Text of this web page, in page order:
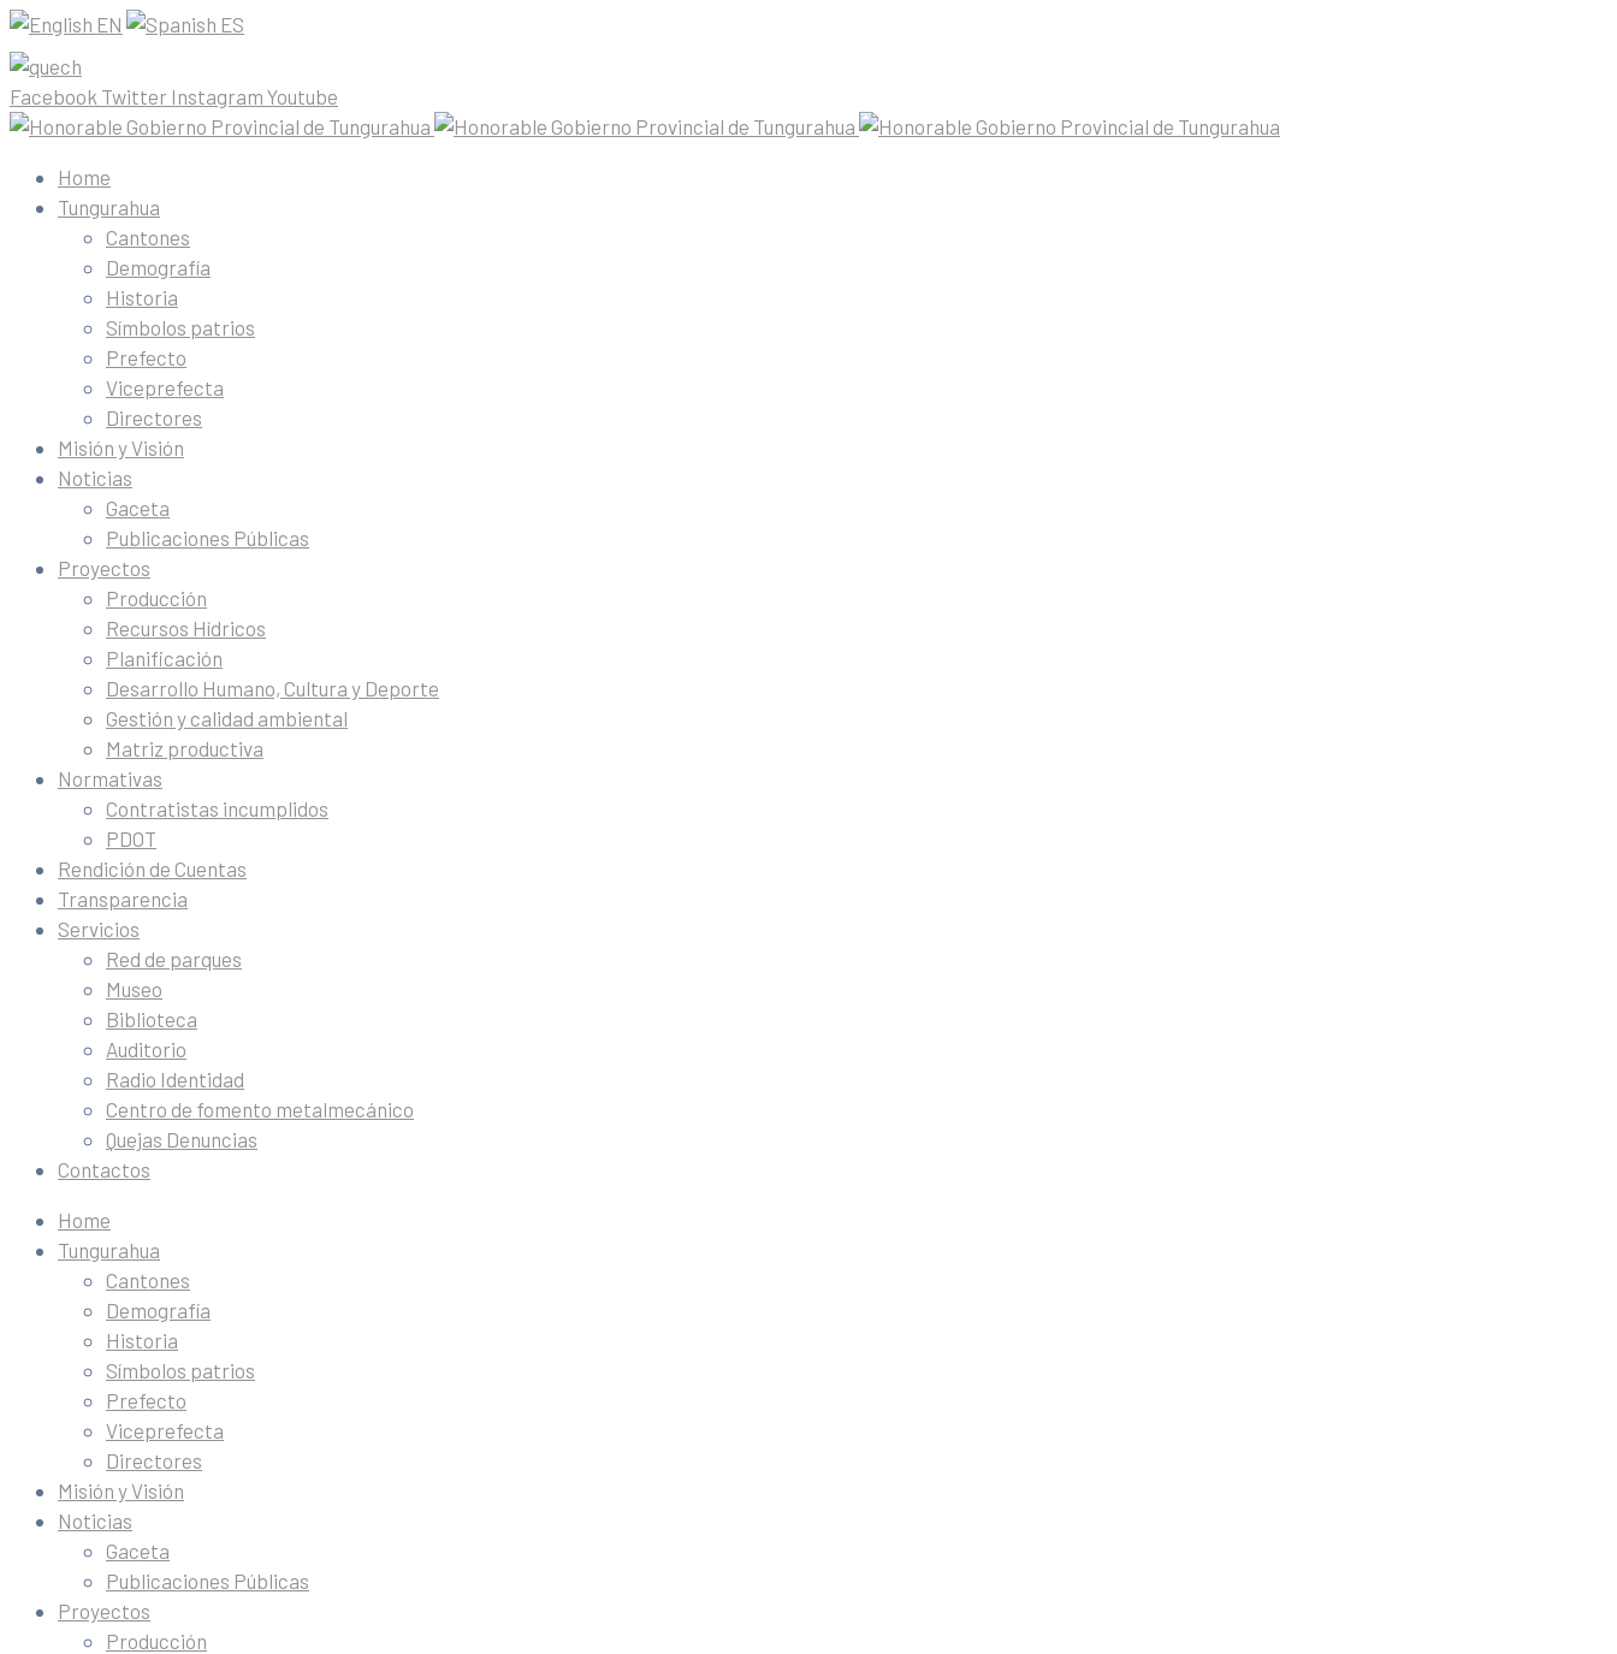
EN ES
Facebook Twitter Instagram Youtube
Home
Tungurahua
Cantones
Demografía
Historia
Símbolos patrios
Prefecto
Viceprefecta
Directores
Misión y Visión
Noticias
Gaceta
Publicaciones Públicas
Proyectos
Producción
Recursos Hídricos
Planificación
Desarrollo Humano, Cultura y Deporte
Gestión y calidad ambiental
Matriz productiva
Normativas
Contratistas incumplidos
PDOT
Rendición de Cuentas
Transparencia
Servicios
Red de parques
Museo
Biblioteca
Auditorio
Radio Identidad
Centro de fomento metalmecánico
Quejas Denuncias
Contactos
Home
Tungurahua
Cantones
Demografía
Historia
Símbolos patrios
Prefecto
Viceprefecta
Directores
Misión y Visión
Noticias
Gaceta
Publicaciones Públicas
Proyectos
Producción